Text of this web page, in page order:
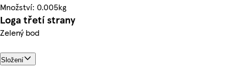
Množství: 0.005kg
Loga třetí strany
Zelený bod
Složení